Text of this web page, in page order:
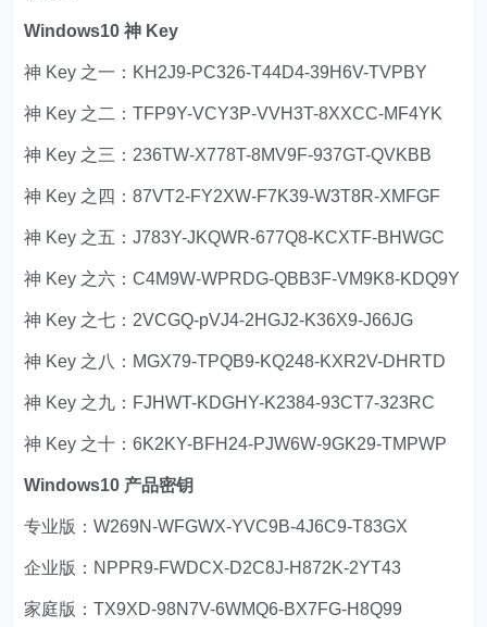
Windows10 神 Key
神 Key 之一：KH2J9-PC326-T44D4-39H6V-TVPBY
神 Key 之二：TFP9Y-VCY3P-VVH3T-8XXCC-MF4YK
神 Key 之三：236TW-X778T-8MV9F-937GT-QVKBB
神 Key 之四：87VT2-FY2XW-F7K39-W3T8R-XMFGF
神 Key 之五：J783Y-JKQWR-677Q8-KCXTF-BHWGC
神 Key 之六：C4M9W-WPRDG-QBB3F-VM9K8-KDQ9Y
神 Key 之七：2VCGQ-pVJ4-2HGJ2-K36X9-J66JG
神 Key 之八：MGX79-TPQB9-KQ248-KXR2V-DHRTD
神 Key 之九：FJHWT-KDGHY-K2384-93CT7-323RC
神 Key 之十：6K2KY-BFH24-PJW6W-9GK29-TMPWP
Windows10 产品密钥
专业版：W269N-WFGWX-YVC9B-4J6C9-T83GX
企业版：NPPR9-FWDCX-D2C8J-H872K-2YT43
家庭版：TX9XD-98N7V-6WMQ6-BX7FG-H8Q99